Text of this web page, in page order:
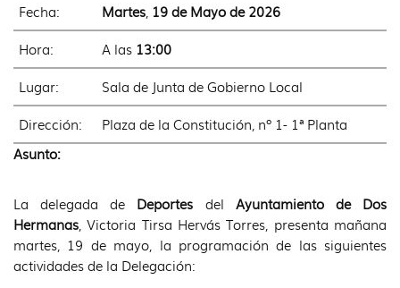
Fecha: Martes, 19 de Mayo de 2026
Hora:
A las 13:00
Lugar:
Sala de Junta de Gobierno Local
Dirección:
Plaza de la Constitución, nº 1- 1ª Planta
Asunto:
La delegada de Deportes del Ayuntamiento de Dos
Hermanas, Victoria Tirsa Hervás Torres, presenta mañana
martes, 19 de mayo, la programación de las siguientes
actividades de la Delegación: